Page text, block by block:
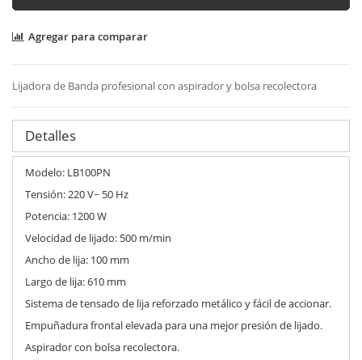
Agregar para comparar
Lijadora de Banda profesional con aspirador y bolsa recolectora
Detalles
Modelo: LB100PN
Tensión: 220 V~ 50 Hz
Potencia: 1200 W
Velocidad de lijado: 500 m/min
Ancho de lija: 100 mm
Largo de lija: 610 mm
Sistema de tensado de lija reforzado metálico y fácil de accionar.
Empuñadura frontal elevada para una mejor presión de lijado.
Aspirador con bolsa recolectora.